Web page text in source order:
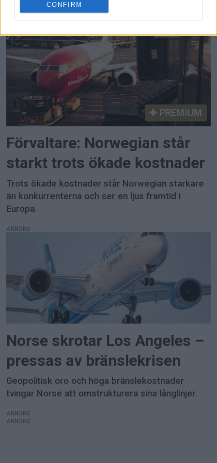
CONFIRM
av intäkten per säteskilometer i det egna
linjenätet i april. Samtidigt minskade trafiken.
PREMIUM
Förvaltare: Norwegian står
starkt trots ökade kostnader
Trots ökade kostnader står Norwegian starkare
än konkurrenterna och ser en ljus framtid i
Europa.
ANNONS
Norse skrotar Los Angeles –
pressas av bränslekrisen
Geopolitisk oro och höga bränslekostnader
tvingar Norse att omstrukturera sina långlinjer.
ANNONS
ANNONS